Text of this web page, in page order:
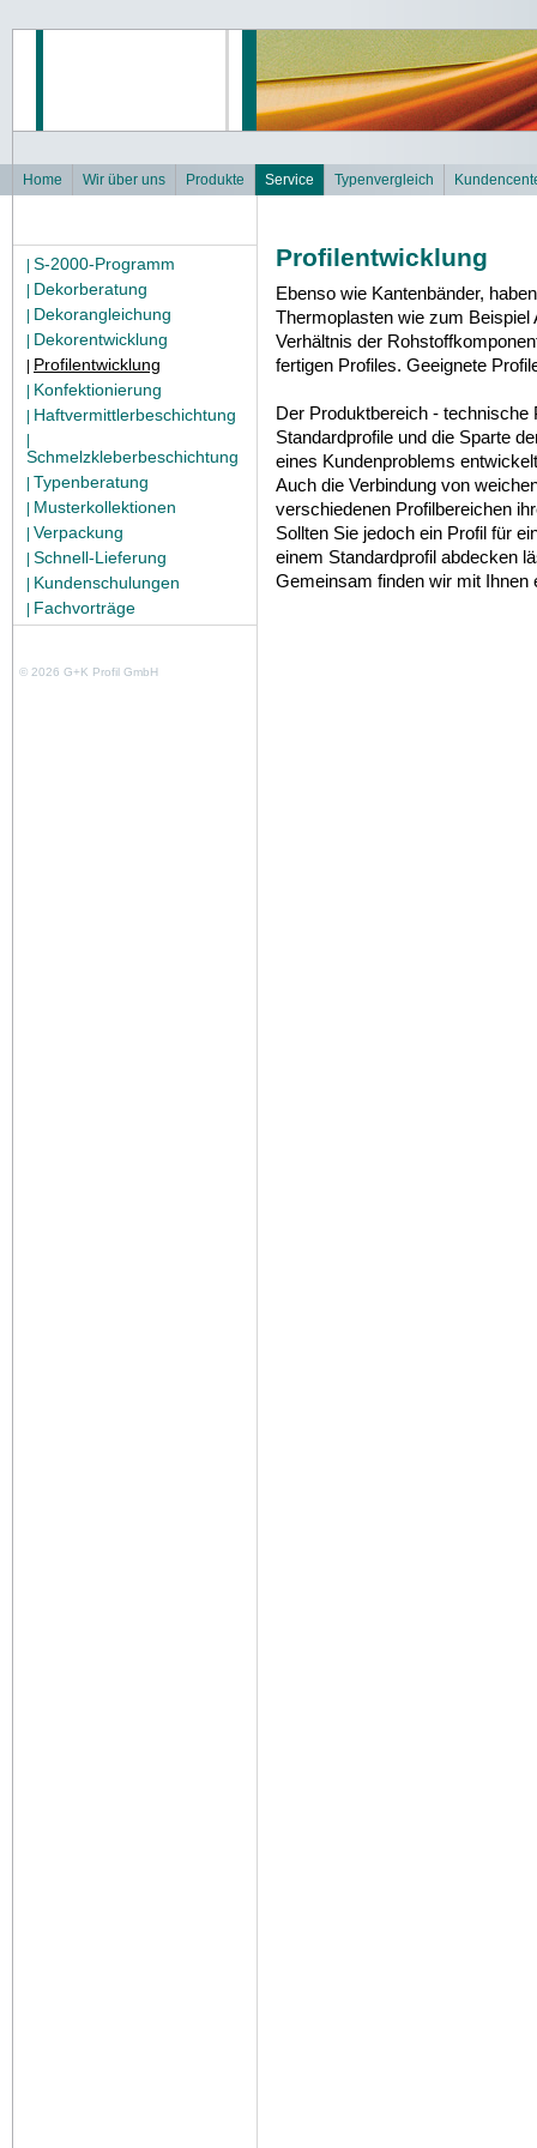
Home Wir über uns Produkte Service Typenvergleich
S-2000-Programm
Dekorberatung
Dekorangleichung
Dekorentwicklung
Profilentwicklung
Konfektionierung
Haftvermittlerbeschichtung
Schmelzkleberbeschichtung
Typenberatung
Musterkollektionen
Verpackung
Schnell-Lieferung
Kundenschulungen
Fachvorträge
Profilentwicklung
Ebenso wie Kantenbänder,
Thermoplasten wie zum
Verhältnis der
fertigen Profiles. Geeignete
Der Produktbereich - technische
Standardprofile und die Sparte
eines Kundenproblems
Auch die Verbindung von
verschiedenen Profilbereichen
Sollten Sie jedoch ein Profil für
einem Standardprofil abdecken
Gemeinsam finden wir mit Ihnen
© 2026 G+K Profil GmbH